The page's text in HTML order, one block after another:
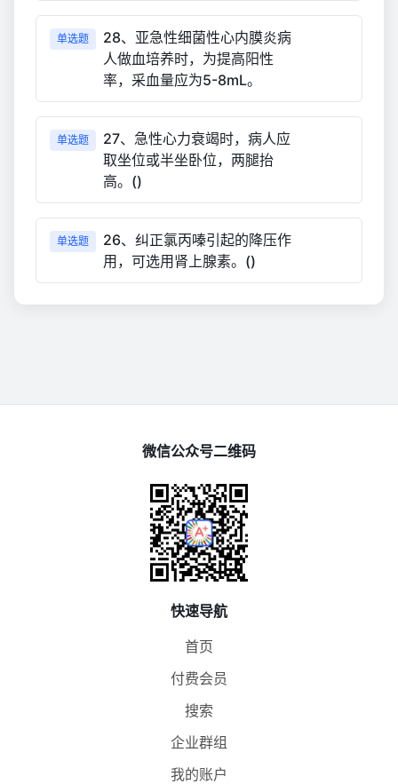
单选题
28、亚急性细菌性心内膜炎病
人做血培养时，为提高阳性
率，采血量应为5-8mL。
单选题
27、急性心力衰竭时，病人应
取坐位或半坐卧位，两腿抬
高。()
单选题
26、纠正氯丙嗪引起的降压作
用，可选用肾上腺素。()
微信公众号二维码
快速导航
首页
付费会员
搜索
企业群组
我的账户